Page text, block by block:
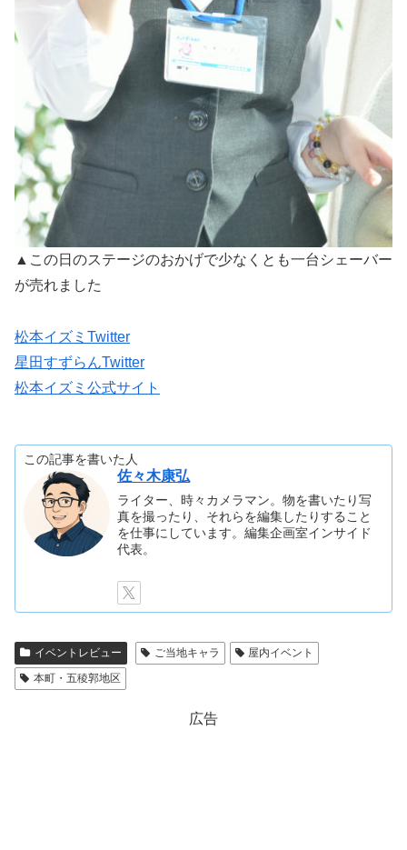
▲この日のステージのおかげで少なくとも一台シェーバー
が売れました
松本イズミTwitter
星田すずらんTwitter
松本イズミ公式サイト
この記事を書いた人
佐々木康弘
ライター、時々カメラマン。物を書いたり写
真を撮ったり、それらを編集したりすること
を仕事にしています。編集企画室インサイド
代表。
イベントレビュー ご当地キャラ
屋内イベント
本町・五稜郭地区
広告